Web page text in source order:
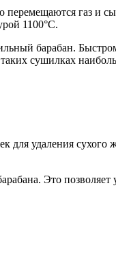
перемещаются газ
1100°С.
барабан.
сушилках
для удаления
Это